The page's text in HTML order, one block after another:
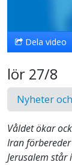
Dela video
lör 27/8
Nyheter
Våldet ökar
Iran
Jerusalem